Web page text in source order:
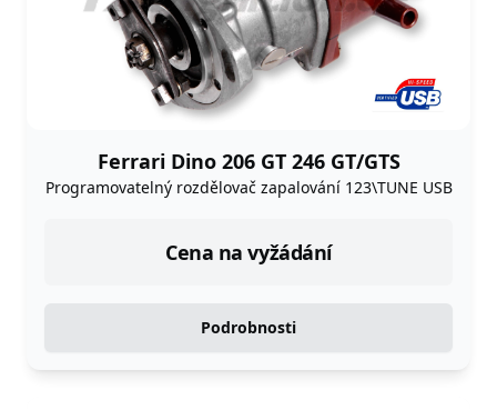
Ferrari Dino 206 GT 246 GT/GTS
Programovatelný rozdělovač zapalování 123\TUNE USB
Cena na vyžádání
Podrobnosti